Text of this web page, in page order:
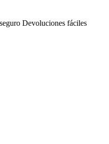
Devoluciones fáciles